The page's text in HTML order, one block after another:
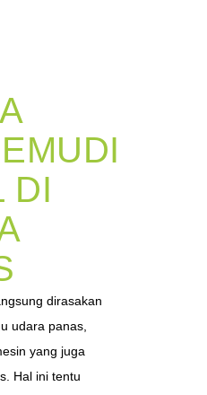
DI
dirasakan
udara panas,
yang juga
Hal ini tentu